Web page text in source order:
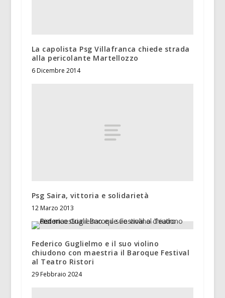
La capolista Psg Villafranca chiede strada
alla pericolante Martellozzo
6 Dicembre 2014
Psg Saira, vittoria e solidarietà
12 Marzo 2013
Federico Guglielmo e il suo violino
chiudono con maestria il Baroque Festival
al Teatro Ristori
29 Febbraio 2024